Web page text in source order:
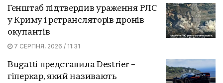
Генштаб підтвердив ураження РЛС
у Криму і ретрансляторів дронів
окупантів
7 СЕРПНЯ, 2026 / 11:31
Bugatti представила Destrier –
гіперкар, який називають